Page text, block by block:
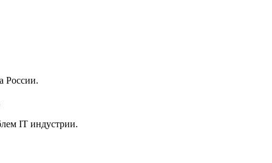
России.
IT индустрии.